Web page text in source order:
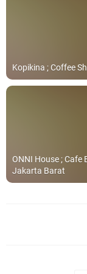
Kopikina ; Coffee
ONNI House ; Cafe
Jakarta Barat